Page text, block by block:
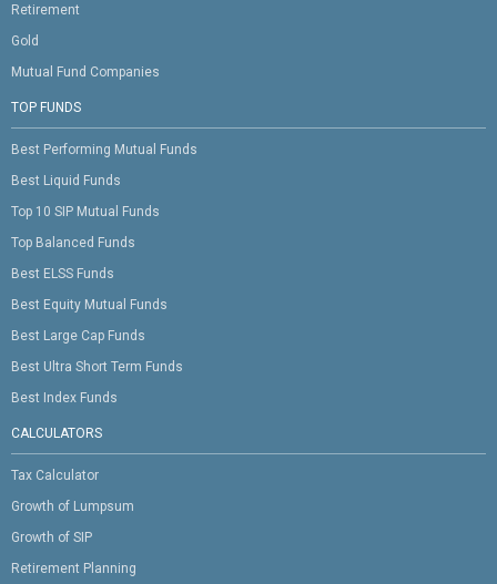
Retirement
Gold
Mutual Fund Companies
TOP FUNDS
Best Performing Mutual Funds
Best Liquid Funds
Top 10 SIP Mutual Funds
Top Balanced Funds
Best ELSS Funds
Best Equity Mutual Funds
Best Large Cap Funds
Best Ultra Short Term Funds
Best Index Funds
CALCULATORS
Tax Calculator
Growth of Lumpsum
Growth of SIP
Retirement Planning